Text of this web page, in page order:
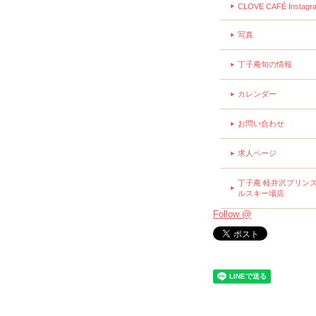
CLOVE CAFÉ
写真
丁子庵旬の情報
カレンダー
お問い合わせ
求人ページ
丁子庵 軽井沢プリン
ルスキー場店
Follow @